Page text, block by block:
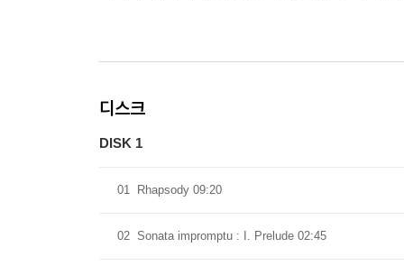
디스크
DISK 1
01 Rhapsody 09:20
02 Sonata impromptu : I. Prelude 02:45